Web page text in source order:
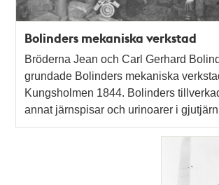
Bolinders mekaniska verkstad
Bröderna Jean och Carl Gerhard
grundade Bolinders mekaniska
Kungsholmen 1844. Bolinders
annat järnspisar och urinoarer i